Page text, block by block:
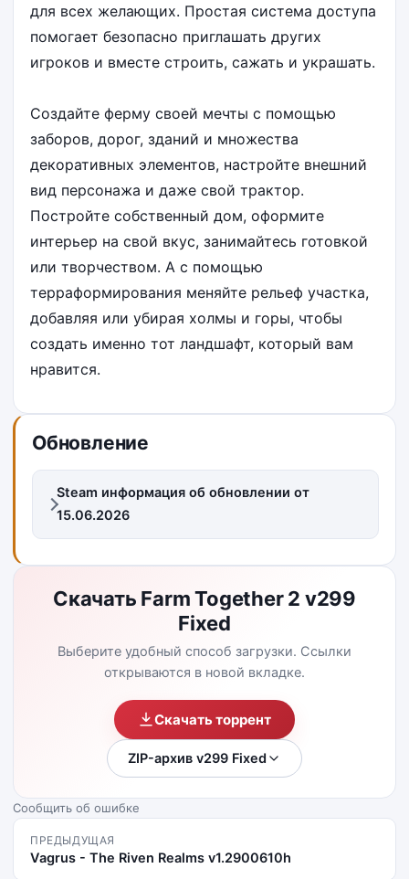
для всех желающих. Простая система доступа
помогает безопасно приглашать других
игроков и вместе строить, сажать и украшать.
Создайте ферму своей мечты с помощью
заборов, дорог, зданий и множества
декоративных элементов, настройте внешний
вид персонажа и даже свой трактор.
Постройте собственный дом, оформите
интерьер на свой вкус, занимайтесь готовкой
или творчеством. А с помощью
терраформирования меняйте рельеф участка,
добавляя или убирая холмы и горы, чтобы
создать именно тот ландшафт, который вам
нравится.
Обновление
Steam информация об обновлении от
15.06.2026
Скачать Farm Together 2 v299
Fixed
Выберите удобный способ загрузки. Ссылки
открываются в новой вкладке.
Скачать торрент
ZIP-архив v299 Fixed
Сообщить об ошибке
ПРЕДЫДУЩАЯ
Vagrus - The Riven Realms v1.2900610h